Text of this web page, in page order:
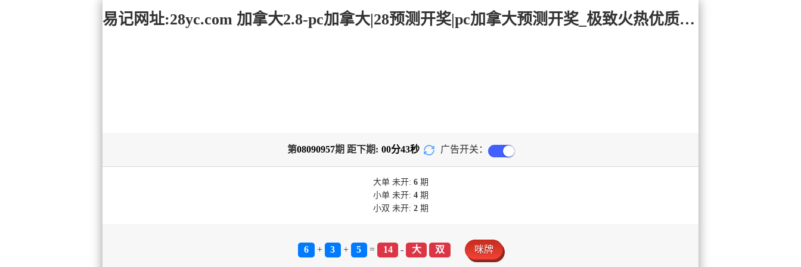
易记网址:28yc.com 加拿大2.8-pc加拿大|28预测开奖|pc加拿大预测开奖_极致火热优质的免费预测
第08090957期 距下期: 00分43秒 广告开关：
大单 未开: 6期
小单 未开: 4期
小双 未开: 2期
6 + 3 + 5 = 14 - 大 双 咪牌